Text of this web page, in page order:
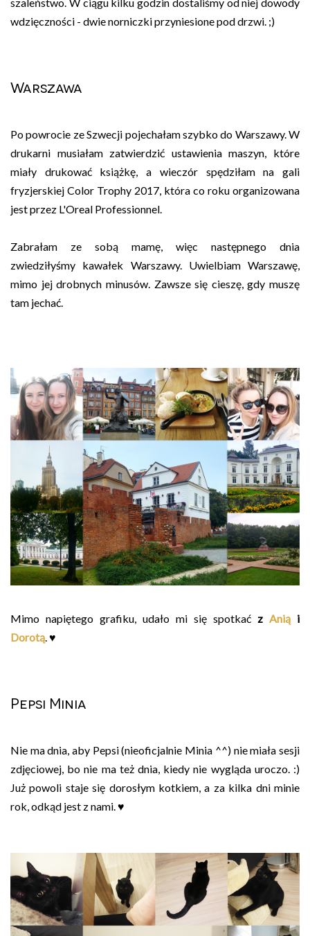
wdzięczności - dwie norniczki przyniesione pod drzwi. ;)
Warszawa
Po powrocie ze Szwecji pojechałam szybko do Warszawy. W
drukarni musiałam zatwierdzić ustawienia maszyn, które
miały drukować książkę, a wieczór spędziłam na gali
fryzjerskiej Color Trophy 2017, która co roku organizowana
jest przez L'Oreal Professionnel.
Zabrałam ze sobą mamę, więc następnego dnia
zwiedziłyśmy kawałek Warszawy. Uwielbiam Warszawę,
mimo jej drobnych minusów. Zawsze się cieszę, gdy muszę
tam jechać.
Mimo napiętego grafiku, udało mi się spotkać z Anią i
Dorotą. ♥
Pepsi Minia
Nie ma dnia, aby Pepsi (nieoficjalnie Minia ^^) nie miała sesji
zdjęciowej, bo nie ma też dnia, kiedy nie wygląda uroczo. :)
Już powoli staje się dorosłym kotkiem, a za kilka dni minie
rok, odkąd jest z nami. ♥